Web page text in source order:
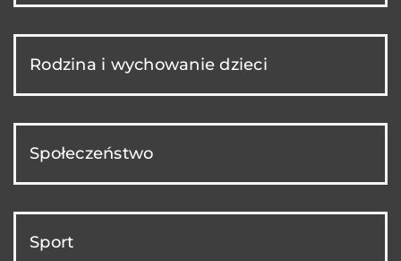
Rodzina i wychowanie dzieci
Społeczeństwo
Sport